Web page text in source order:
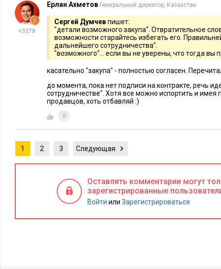
+3378
Ерлан Ахметов Генеральный директор, Казахстан
Сергей Думчевпишет:
"детали возможного закупа". Отвратительное
возможности старайтесь избегать его.
дальнейшего сотрудничества".
"возможного"... если вы не уверены, что тогда вы
касательно "закупа" - полностью согласен.
до момента, пока нет подписи на контракте, речь
сотрудничестве". Хотя все можно испортить и имея
продавцов, хоть отбавляй :)
0
1 2 3 Следующая
Оставлять комментарии могут
зарегистрированные
Войти или Зарегистрироваться